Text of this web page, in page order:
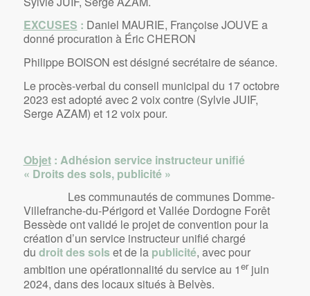
EXCUSES : Daniel MAURIE, Françoise JOUVE a
donné procuration à Éric CHERON
Philippe BOISON est désigné secrétaire de séance.
Le procès-verbal du conseil municipal du 17 octobre
2023 est adopté avec 2 voix contre (Sylvie JUIF,
Serge AZAM) et 12 voix pour.
Objet: Adhésion service instructeur unifié
« Droits des sols, publicité »
Les communautés de communes Domme-
Villefranche-du-Périgord et Vallée Dordogne Forêt
Bessède ont validé le projet de convention pour la
création d’un service instructeur unifié chargé
du droit des sols et de la publicité, avec pour
ambition une opérationnalité du service au 1erjuin
2024, dans des locaux situés à Belvès.